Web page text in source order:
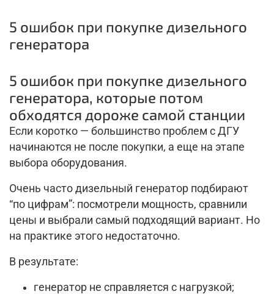
5 ошибок при покупке дизельного
генератора
5 ошибок при покупке дизельного
генератора, которые потом
обходятся дороже самой станции
Если коротко — большинство проблем с ДГУ
начинаются не после покупки, а еще на этапе
выбора оборудования.
Очень часто дизельный генератор подбирают
“по цифрам”: посмотрели мощность, сравнили
цены и выбрали самый подходящий вариант. Но
на практике этого недостаточно.
В результате:
генератор не справляется с нагрузкой;